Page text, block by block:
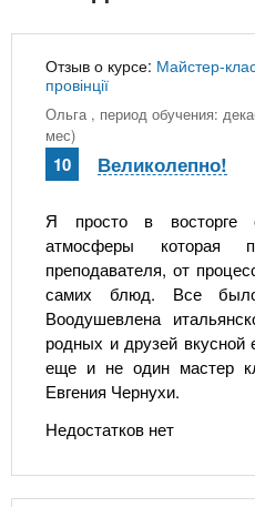
Отзыв о курсе: Майстер-
провінції
Ольга , период обучения:
мес)
Я просто в восторге
атмосферы
преподавателя, от
самих блюд. Все
Воодушевлена
родных и друзей
еще и не один мастер
Евгения Чернухи.
Недостатков нет
10 Великолепно!